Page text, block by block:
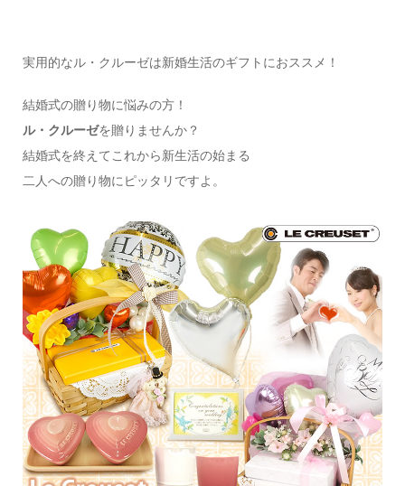
実用的なル・クルーゼは新婚生活のギフトにおススメ！
結婚式の贈り物に悩みの方！
ル・クルーゼを贈りませんか？
結婚式を終えてこれから新生活の始まる
二人への贈り物にピッタリですよ。